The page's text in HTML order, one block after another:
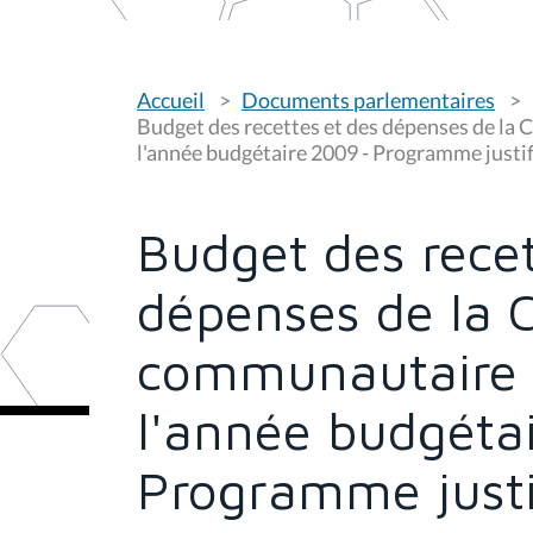
o
u
s
ê
:
Accueil
Documents parlementaires
Budget des recettes et des dépenses de
l'année budgétaire 2009 - Programme
Budget des
dépenses de la
l'année
Programme